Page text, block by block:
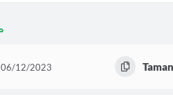
06/12/2023